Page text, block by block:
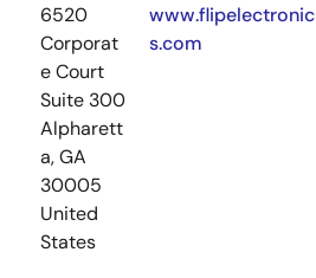
6520
Corporat
e Court
Suite 300
Alpharett
a, GA
30005
United
States
www.flipelectronic
s.com